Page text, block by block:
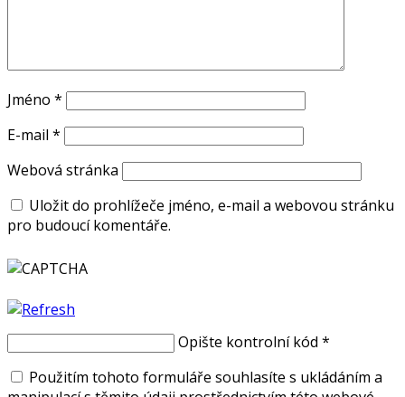
Jméno *
E-mail *
Webová stránka
Uložit do prohlížeče jméno, e-mail a webovou stránku
pro budoucí komentáře.
Opište kontrolní kód *
Použitím tohoto formuláře souhlasíte s ukládáním a